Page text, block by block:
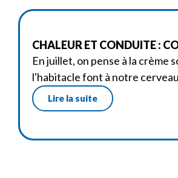
CHALEUR ET CONDUITE :
En juillet, on pense à la crème
l'habitacle font à notre cerveau
Lire la suite